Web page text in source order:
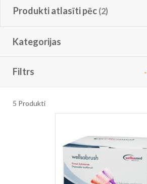
Produkti atlasīti pēc
Kategorijas
Filtrs
5 Produkti